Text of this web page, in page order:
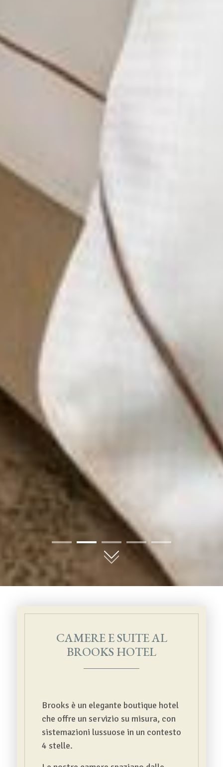
03 04
CAMERE E SUITE AL
BROOKS HOTEL
Brooks è un elegante boutique hotel
che offre un servizio su misura, con
sistemazioni lussuose in un contesto
4 stelle.